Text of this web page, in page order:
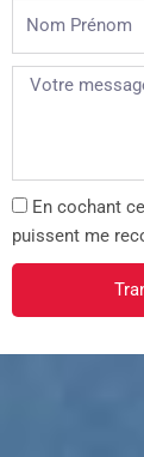
En cochant
puissent me